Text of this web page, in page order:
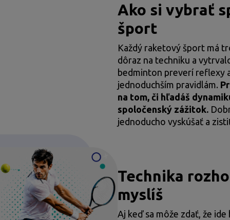
Ako si vybrať
šport
Každý raketový šport má
dôraz na techniku a
bedminton preverí reflexy
jednoduchším pravidlám.
na tom, či hľadáš
spoločenský zážitok.
jednoducho vyskúšať a
Technika
myslíš
Aj keď sa môže zdať, že